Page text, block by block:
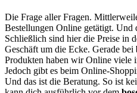
Die Frage aller Fragen.
Bestellungen Online getätigt. Und
Schließlich sind hier die Preise in
Geschäft um die Ecke. Gerade bei
Produkten haben wir Online viele
Jedoch gibt es beim Online-
Und das ist die Beratung. So ist